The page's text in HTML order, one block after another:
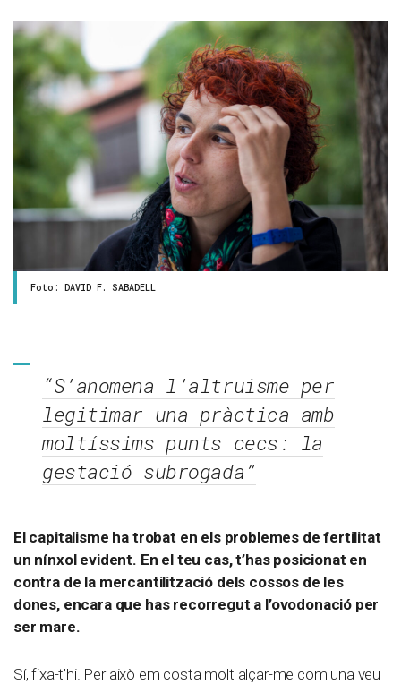
Foto: DAVID F. SABADELL
“S’anomena l’altruisme per
legitimar una pràctica amb
moltíssims punts cecs: la
gestació subrogada”
El capitalisme ha trobat en els problemes de fertilitat
un nínxol evident. En el teu cas, t’has posicionat en
contra de la mercantilització dels cossos de les
dones, encara que has recorregut a l’ovodonació per
ser mare.
Sí, fixa-t’hi. Per això em costa molt alçar-me com una veu